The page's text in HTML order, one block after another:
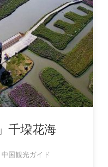
千垜花海
国観光ガイド